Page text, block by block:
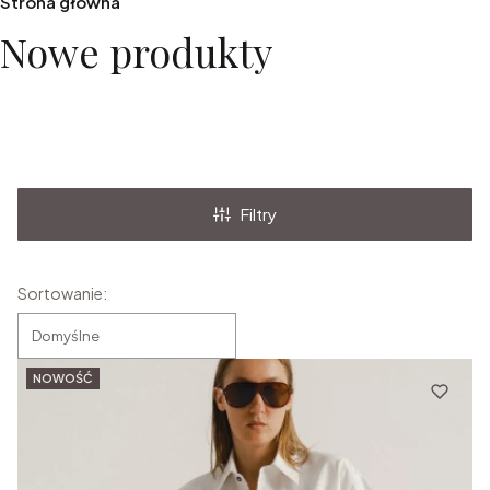
Nowe produkty
Filtry
Lista produktów
Sortowanie:
Domyślne
NOWOŚĆ